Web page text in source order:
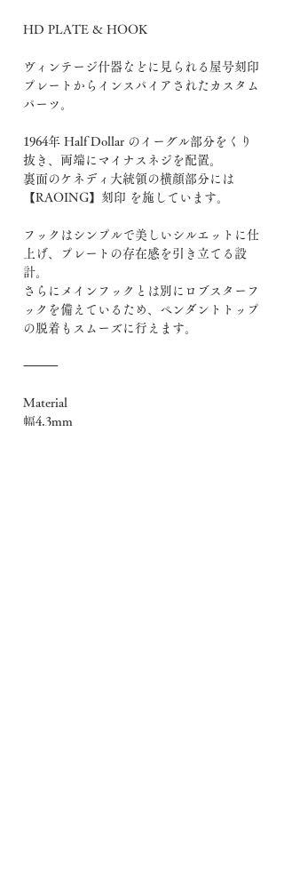
HD PLATE & HOOK
ヴィンテージ什器などに見られる屋号刻印
プレートからインスパイアされたカスタム
パーツ。
1964年 Half Dollar のイーグル部分をくり
抜き、両端にマイナスネジを配置。
裏面のケネディ大統領の横顔部分には
【RAOING】刻印 を施しています。
フックはシンプルで美しいシルエットに仕
上げ、プレートの存在感を引き立てる設
計。
さらにメインフックとは別にロブスターフ
ックを備えているため、ペンダントトップ
の脱着もスムーズに行えます。
⸻
Material
幅4.3mm